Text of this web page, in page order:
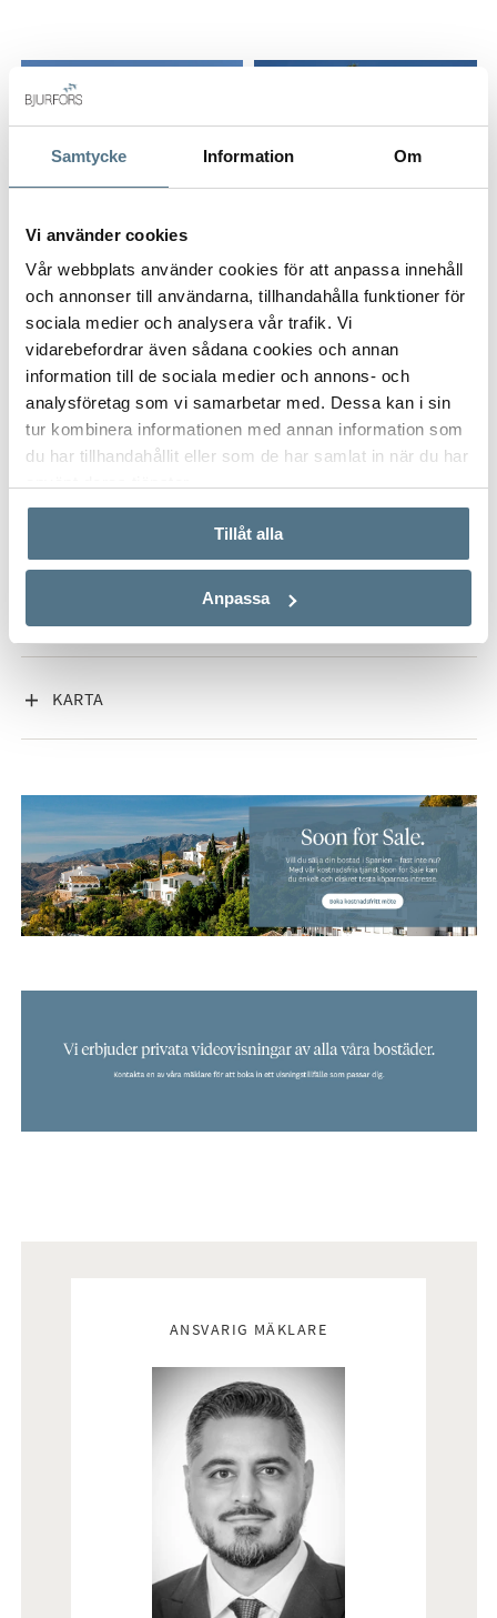
Samtycke Information Om
Vi använder cookies
Vår webbplats använder cookies för att anpassa innehåll
och annonser till användarna, tillhandahålla funktioner för
sociala medier och analysera vår trafik. Vi
vidarebefordrar även sådana cookies och annan
information till de sociala medier och annons- och
analysföretag som vi samarbetar med. Dessa kan i sin
tur kombinera informationen med annan information som
du har tillhandahållit eller som de har samlat in när du har
Tillåt alla
Anpassa
bostäder till salu på solkusten, så tveka inte att kontakta oss
så hjälper vi dig att hitta din drömbostad.
ALLA BILDER (21)
FAKTA OM BOSTADEN
KARTA
VISA INNEHÅLL
ANSVARIG MÄKLARE